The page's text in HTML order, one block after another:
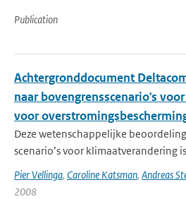
Publication
Achtergronddocument
naar bovengrensscenario's
voor
Deze wetenschappelijke
scenario’s voor klimaatverandering
Pier Vellinga, Caroline Katsman, Andreas
2008